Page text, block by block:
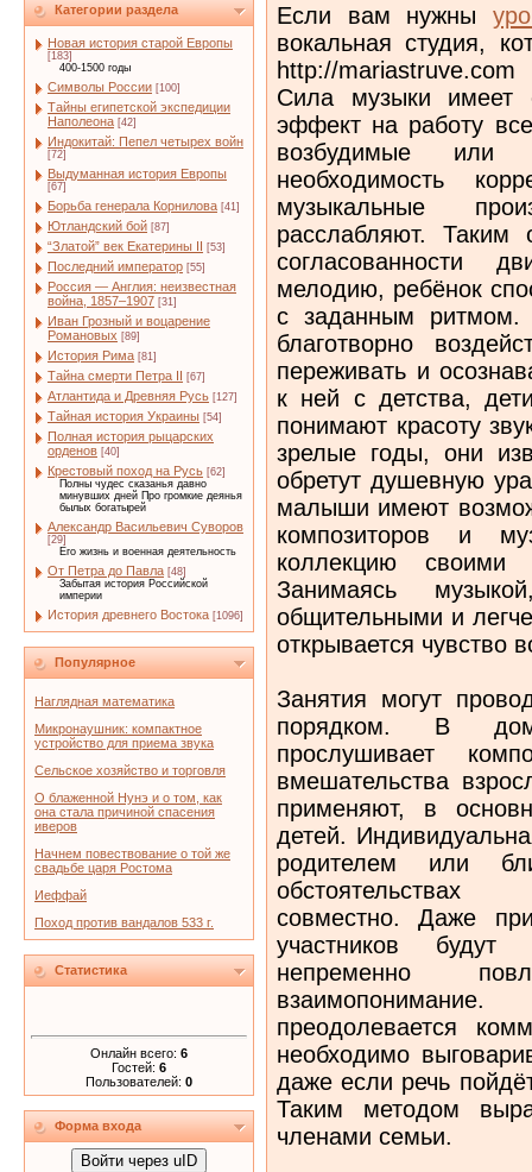
Категории раздела
Новая история старой Европы
[183]
400-1500 годы
Символы России [100]
Тайны египетской экспедиции
Наполеона [42]
Индокитай: Пепел четырех войн
[72]
Выдуманная история Европы
[67]
Борьба генерала Корнилова [41]
Ютландский бой [87]
“Златой” век Екатерины II [53]
Последний император [55]
Россия — Англия: неизвестная
война, 1857–1907 [31]
Иван Грозный и воцарение
Романовых [89]
История Рима [81]
Тайна смерти Петра II [67]
Атлантида и Древняя Русь [127]
Тайная история Украины [54]
Полная история рыцарских
орденов [40]
Крестовый поход на Русь [62]
Полны чудес сказанья давно
минувших дней Про громкие деянья
былых богатырей
Александр Васильевич Суворов
[29]
Его жизнь и военная деятельность
От Петра до Павла [48]
Забытая история Российской
империи
История древнего Востока [1096]
Популярное
Наглядная математика
Микронаушник: компактное
устройство для приема звука
Сельское хозяйство и торговля
О блаженной Нунэ и о том, как
она стала причиной спасения
иверов
Начнем повествование о той же
свадьбе царя Ростома
Иеффай
Поход против вандалов 533 г.
Статистика
Онлайн всего: 6
Гостей: 6
Пользователей: 0
Форма входа
Войти через uID
Если вам нужны
вокальная студия,
http://mariastruve.com
Сила музыки имеет
эффект на работу
возбудимые или
необходимость
музыкальные
расслабляют.
согласованности
мелодию, ребёнок
с заданным ритмом.
благотворно
переживать и
к ней с детства,
понимают красоту
зрелые годы, они
обретут душевную
малыши имеют
композиторов и
коллекцию своими
Занимаясь
общительными и
открывается чувство
Занятия могут
порядком. В
прослушивает
вмешательства
применяют, в
детей.
родителем или
совместно. Даже
участников
непременно
преодолевается
необходимо
даже если речь
Таким методом
членами семьи.